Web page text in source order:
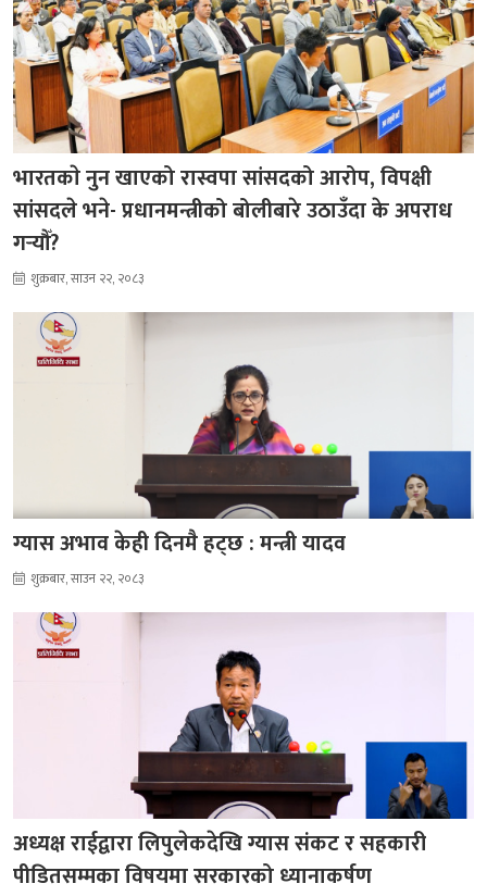
भारतकाे नुन खाएको रास्वपा सांसदको आरोप, विपक्षी
सांसदले भने- प्रधानमन्त्रीको बोलीबारे उठाउँदा के अपराध
गर्‍यौँ?
शुक्रबार, साउन २२, २०८३
ग्यास अभाव केही दिनमै हट्छ : मन्त्री यादव
शुक्रबार, साउन २२, २०८३
अध्यक्ष राईद्वारा लिपुलेकदेखि ग्यास संकट र सहकारी
पीडितसम्मका विषयमा सरकारको ध्यानाकर्षण